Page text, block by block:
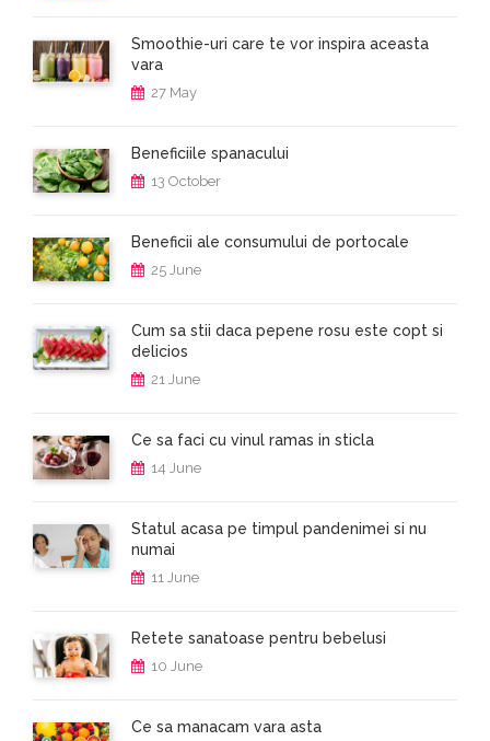
Smoothie-uri care te vor inspira aceasta
vara
27 May
Beneficiile spanacului
13 October
Beneficii ale consumului de portocale
25 June
Cum sa stii daca pepene rosu este copt si
delicios
21 June
Ce sa faci cu vinul ramas in sticla
14 June
Statul acasa pe timpul pandenimei si nu
numai
11 June
Retete sanatoase pentru bebelusi
10 June
Ce sa manacam vara asta